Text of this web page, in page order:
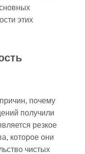
этих
почему
получили
резкое
которое они
чистых